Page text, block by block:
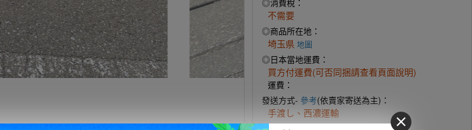
不需要
◎商品所在地：
埼玉県 地圖
◎日本當地運費：
買方付運費(可否同捆請查看頁面說明)
運費：
發送方式- 參考(依賣家寄送為主)：
手渡し、西濃運輸